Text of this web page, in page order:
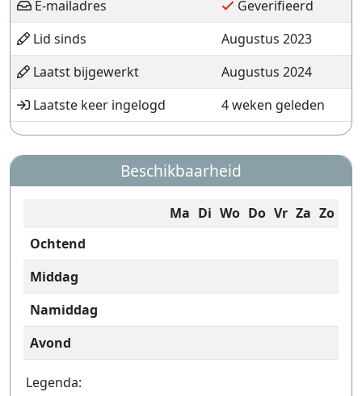
E-mailadres
Geverifieerd
Lid sinds
Augustus 2023
Laatst bijgewerkt
Augustus 2024
Laatste keer ingelogd
4 weken geleden
Beschikbaarheid
Ma Di Wo Do Vr Za Zo
Ochtend
Middag
Namiddag
Avond
Legenda: